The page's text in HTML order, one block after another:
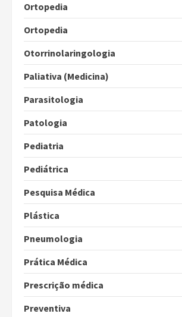
Ortopedia
Ortopedia
Otorrinolaringologia
Paliativa (Medicina)
Parasitologia
Patologia
Pediatria
Pediátrica
Pesquisa Médica
Plástica
Pneumologia
Prática Médica
Prescrição médica
Preventiva